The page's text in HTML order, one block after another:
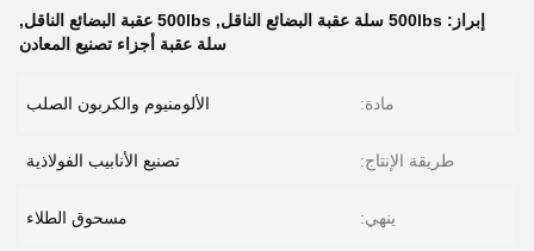
إبراز: 500lbs سلة عقبة البضائع الناقل , 500lbs عقبة البضائع الناقل
,
سلة عقبة أجزاء تصنيع المعادن
مادة: الألومنيوم والكربون الصلب
طريقة الإنتاج: تصنيع الأنابيب الفولاذية
ينهي: مسحوق الطلاء